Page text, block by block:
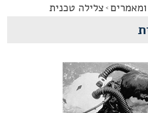
צלילה טכנית